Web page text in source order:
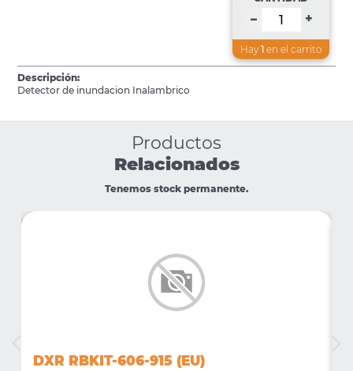
– +
Hay 1 en el carrito
Descripción:
Detector de inundacion Inalambrico
Productos
Relacionados
Tenemos stock permanente.
DXR RBKIT-606-915 (EU)